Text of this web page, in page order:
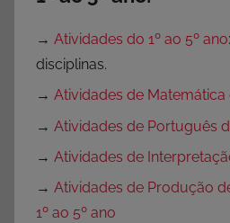
→ Atividades do 1º ao 5º ano
disciplinas.
→ Atividades de Matemática
→ Atividades de Português
→ Atividades de
→ Atividades de Produção
1º ao 5º ano